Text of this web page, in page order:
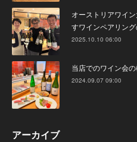
オーストリアワイ
すワインペアリン
2025.10.10 06:00
当店でのワイン会の
2024.09.07 09:00
アーカイブ